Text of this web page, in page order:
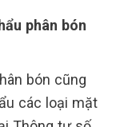
phân bón
bón cũng
các loại mặt